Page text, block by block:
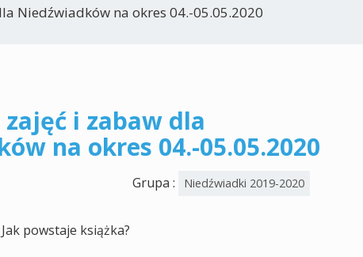
Niedźwiadków na okres 04.-05.05.2020
i zabaw dla
na okres 04.-05.05.2020
Grupa : Niedźwiadki 2019-2020
powstaje książka?